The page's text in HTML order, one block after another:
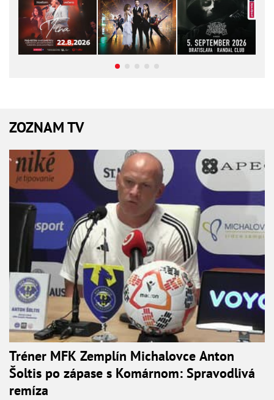
ZOZNAM TV
Tréner MFK Zemplín Michalovce Anton
Šoltis po zápase s Komárnom: Spravodlivá
remíza